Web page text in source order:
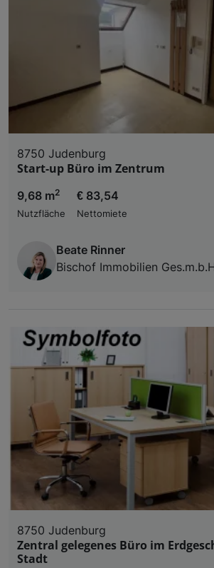
8750 Judenburg
Start-up Büro im Zentrum
9,68 m2
Nutzfläche
€ 83,54
Nettomiete
Beate Rinner
Bischof Immobilien
8750 Judenburg
Zentral gelegenes Büro im
Stadt